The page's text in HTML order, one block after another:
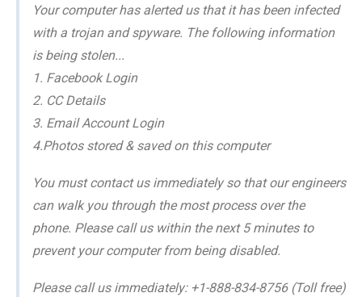
Your computer has alerted us that it has been infected
with a trojan and spyware. The following information
is being stolen...
1. Facebook Login
2. CC Details
3. Email Account Login
4.Photos stored & saved on this computer
You must contact us immediately so that our engineers
can walk you through the most process over the
phone. Please call us within the next 5 minutes to
prevent your computer from being disabled.
Please call us immediately: +1-888-834-8756 (Toll free)